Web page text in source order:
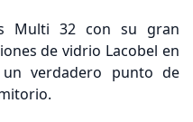
Multi 32 con su gran
de vidrio Lacobel en
verdadero punto de